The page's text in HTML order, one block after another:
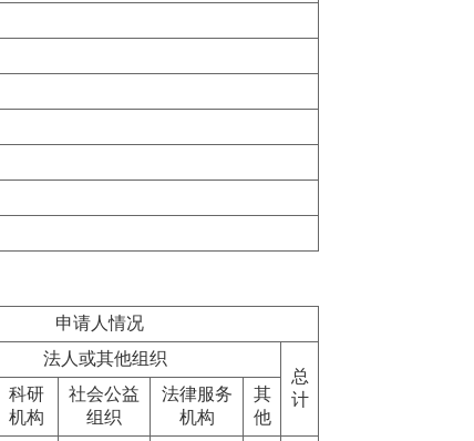
申请人情况
法人或其他组织
总
计
科研
机构
社会公益
组织
法律服务
机构
其
他